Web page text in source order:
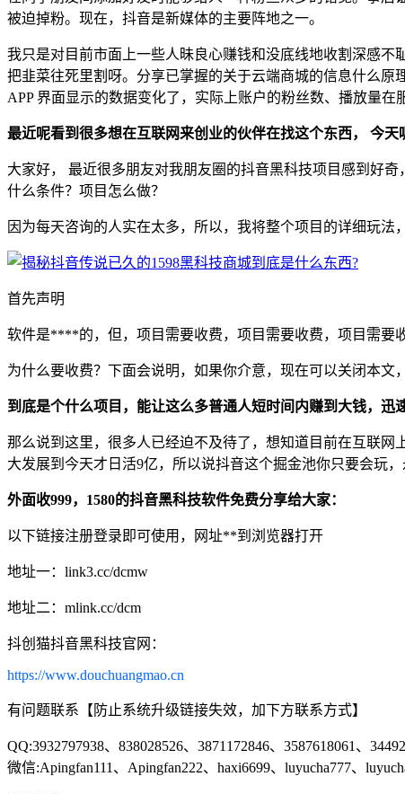
被迫掉粉。现在，抖音是新媒体的主要阵地之一。
我只是对目前市面上一些人昧良心赚钱和没底线地收割深感不
把韭菜往死里割呀。分享已掌握的关于云端商城的信息什么
APP 界面显示的数据变化了，实际上账户的粉丝数、播放量
最近呢看到很多想在互联网来创业的伙伴在找这个东西， 今
大家好， 最近很多朋友对我朋友圈的抖音黑科技项目感到好
什么条件？项目怎么做？
因为每天咨询的人实在太多，所以，我将整个项目的详细玩法
首先声明
软件是****的，但，项目需要收费，项目需要收费，项目需要收
为什么要收费？下面会说明，如果你介意，现在可以关闭本文
到底是个什么项目，能让这么多普通人短时间内赚到大钱，迅
那么说到这里，很多人已经迫不及待了，想知道目前在互联
大发展到今天才日活9亿，所以说抖音这个掘金池你只要会玩，
外面收999，1580的抖音黑科技软件免费分享给大家：
以下链接注册登录即可使用，网址**到浏览器打开
地址一：link3.cc/dcmw
地址二：mlink.cc/dcm
抖创猫抖音黑科技官网：
https://www.douchuangmao.cn
有问题联系【防止系统升级链接失效，加下方联系方式】
QQ:3932797938、838028526、3871172846、3587618061、
微信:Apingfan111、Apingfan222、haxi6699、luyucha777、